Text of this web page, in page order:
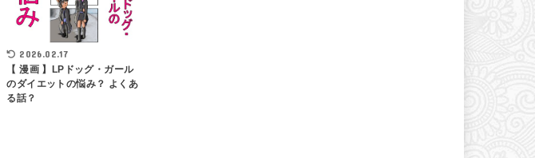
2026.02.17
【 漫画 】LPドッグ・ガール
のダイエットの悩み？ よくあ
る話？